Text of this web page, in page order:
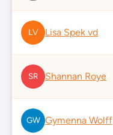
LV Lisa Spek vd
SR Shannan Roye
GW Gymenna Wolff